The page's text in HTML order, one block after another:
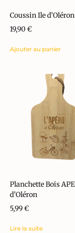
Coussin Ile
19,90€
Ajouter au panier
Planchette Bois
d’Oléron
5,99€
Lire la suite